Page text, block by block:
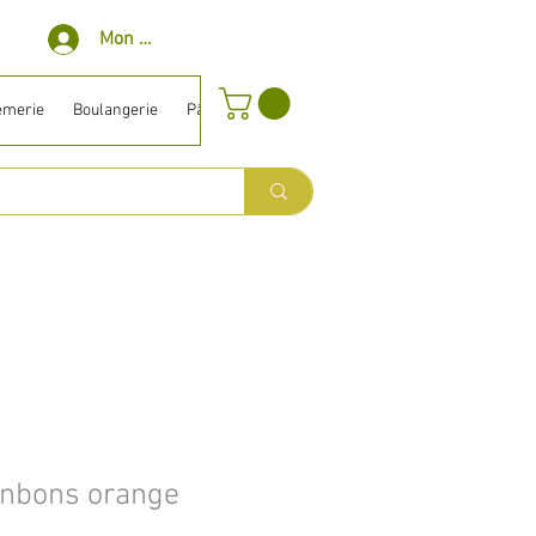
Mon compte
Boulangerie Pâtisserie Surgelé
orange